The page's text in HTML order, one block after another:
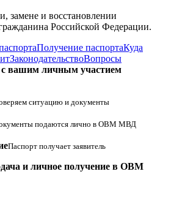
замене и восстановлении
Российской Федерации.
Получение паспортаКуда
ЗаконодательствоВопросы
вашим личным участием
ситуацию и документы
подаются лично в ОВМ МВД
Паспорт получает заявитель
и личное получение в ОВМ